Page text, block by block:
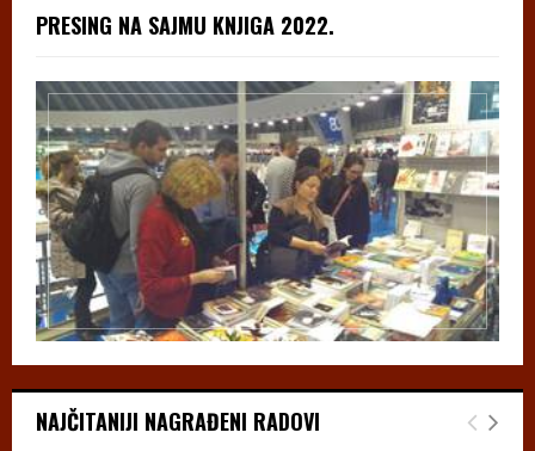
PRESING NA SAJMU KNJIGA 2022.
NAJČITANIJI NAGRAĐENI RADOVI